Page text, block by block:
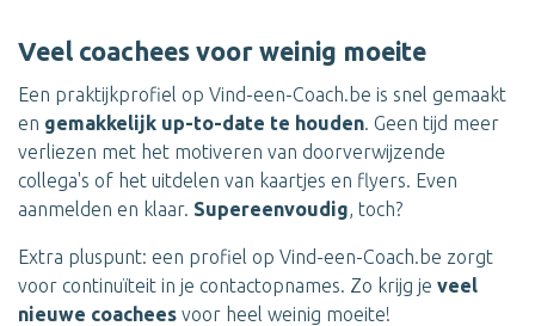
Veel coachees voor weinig moeite
Een praktijkprofiel op Vind-een-Coach.be is snel gemaakt
en gemakkelijk up-to-date te houden. Geen tijd meer
verliezen met het motiveren van doorverwijzende
collega's of het uitdelen van kaartjes en flyers. Even
aanmelden en klaar. Supereenvoudig, toch?
Extra pluspunt: een profiel op Vind-een-Coach.be zorgt
voor continuïteit in je contactopnames. Zo krijg je veel
nieuwe coachees voor heel weinig moeite!